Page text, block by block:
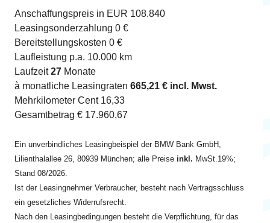
Anschaffungspreis in EUR 108.840
Leasingsonderzahlung 0 €
Bereitstellungskosten 0 €
Laufleistung p.a. 10.000 km
Laufzeit27 Monate
à monatliche Leasingraten 665,21 € incl. Mwst.
Mehrkilometer Cent 16,33
Gesamtbetrag € 17.960,67
Ein unverbindliches Leasingbeispiel der BMW Bank GmbH,
Lilienthalallee 26, 80939 München; alle Preise inkl. MwSt.19%;
Stand 08/2026.
Ist der Leasingnehmer Verbraucher, besteht nach Vertragsschluss
ein gesetzliches Widerrufsrecht.
Nach den Leasingbedingungen besteht die Verpflichtung, für das